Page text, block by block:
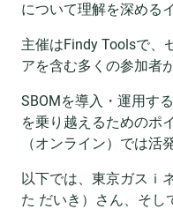
について理解を深める
主催はFindy Toolsで、
アを含む多くの参加者
SBOMを導入・運用す
を乗り越えるためのポ
（オンライン）では活
以下では、東京ガスｉ
た だいき）さん、そし